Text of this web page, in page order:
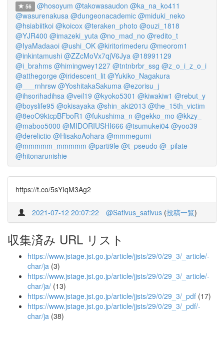
56 @hosoyum @takowasaudon @ka_na_ko411
@wasurenakusa @dungeonacademic @miduki_neko
@hsiabiitkoi @koicox @teraken_photo @ouzi_1818
@YJR400 @imazeki_yuta @no_mad_no @redito_t
@IyaMadaaoi @ushi_OK @kiritorimederu @meorom1
@inkintamushi @ZZcMoVx7qjV6Jya @18991129
@i_brahms @himingwey1227 @tntnbrbr_ssg @z_o_i_z_o_i
@atthegorge @iridescent_lit @Yukiko_Nagakura
@___rnhrsw @YoshitakaSakuma @ezorisu_j
@ihsorihadihsa @veil19 @kyoko5301 @kiwakiw1 @rebut_y
@boyslife95 @okisayaka @shin_aki2013 @the_15th_victim
@8eoO9ktcpBFboR1 @fukushima_n @gekko_mo @kkzy_
@maboo5000 @MIDORIUSHI666 @tsumukei04 @yoo39
@derelictio @HisakoAohara @mmmegumi
@mmmmm_mmmmm @parti9le @t_pseudo @_pilate
@hitonarunishie
https://t.co/5sYIqM3Ag2
2021-07-12 20:07:22 @Sativus_sativus (投稿一覧)
収集済み URL リスト
https://www.jstage.jst.go.jp/article/jjsts/29/0/29_3/_article/-
char/ja (3)
https://www.jstage.jst.go.jp/article/jjsts/29/0/29_3/_article/-
char/ja/ (13)
https://www.jstage.jst.go.jp/article/jjsts/29/0/29_3/_pdf (17)
https://www.jstage.jst.go.jp/article/jjsts/29/0/29_3/_pdf/-
char/ja (38)